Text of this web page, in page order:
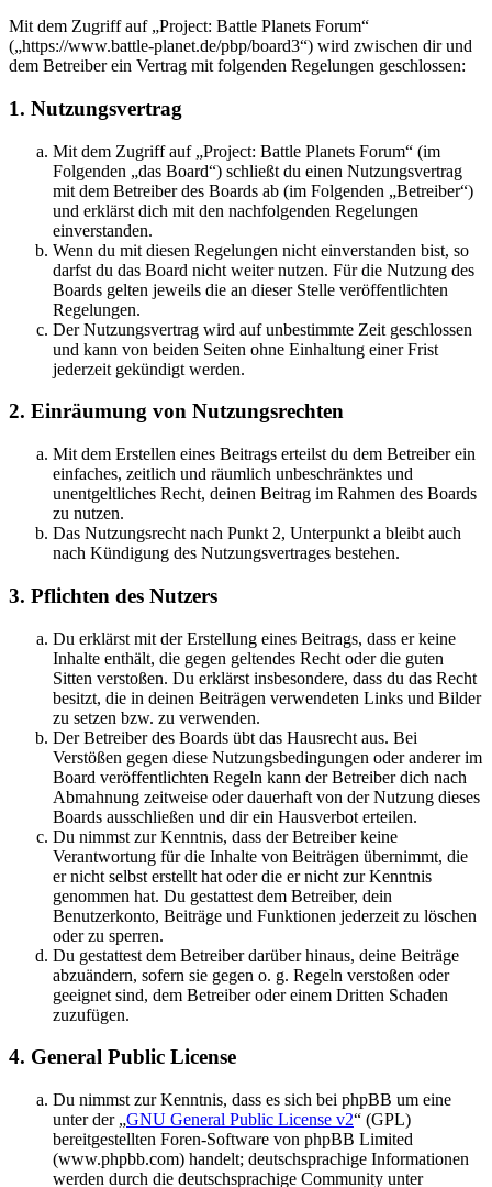
Mit dem Zugriff auf „Project: Battle Planets Forum“
(„https://www.battle-planet.de/pbp/board3“) wird zwischen dir und
dem Betreiber ein Vertrag mit folgenden Regelungen geschlossen:
1. Nutzungsvertrag
Mit dem Zugriff auf „Project: Battle Planets Forum“ (im
Folgenden „das Board“) schließt du einen Nutzungsvertrag
mit dem Betreiber des Boards ab (im Folgenden „Betreiber“)
und erklärst dich mit den nachfolgenden Regelungen
einverstanden.
Wenn du mit diesen Regelungen nicht einverstanden bist, so
darfst du das Board nicht weiter nutzen. Für die Nutzung des
Boards gelten jeweils die an dieser Stelle veröffentlichten
Regelungen.
Der Nutzungsvertrag wird auf unbestimmte Zeit geschlossen
und kann von beiden Seiten ohne Einhaltung einer Frist
jederzeit gekündigt werden.
2. Einräumung von Nutzungsrechten
Mit dem Erstellen eines Beitrags erteilst du dem Betreiber ein
einfaches, zeitlich und räumlich unbeschränktes und
unentgeltliches Recht, deinen Beitrag im Rahmen des Boards
zu nutzen.
Das Nutzungsrecht nach Punkt 2, Unterpunkt a bleibt auch
nach Kündigung des Nutzungsvertrages bestehen.
3. Pflichten des Nutzers
Du erklärst mit der Erstellung eines Beitrags, dass er keine
Inhalte enthält, die gegen geltendes Recht oder die guten
Sitten verstoßen. Du erklärst insbesondere, dass du das Recht
besitzt, die in deinen Beiträgen verwendeten Links und Bilder
zu setzen bzw. zu verwenden.
Der Betreiber des Boards übt das Hausrecht aus. Bei
Verstößen gegen diese Nutzungsbedingungen oder anderer im
Board veröffentlichten Regeln kann der Betreiber dich nach
Abmahnung zeitweise oder dauerhaft von der Nutzung dieses
Boards ausschließen und dir ein Hausverbot erteilen.
Du nimmst zur Kenntnis, dass der Betreiber keine
Verantwortung für die Inhalte von Beiträgen übernimmt, die
er nicht selbst erstellt hat oder die er nicht zur Kenntnis
genommen hat. Du gestattest dem Betreiber, dein
Benutzerkonto, Beiträge und Funktionen jederzeit zu löschen
oder zu sperren.
Du gestattest dem Betreiber darüber hinaus, deine Beiträge
abzuändern, sofern sie gegen o. g. Regeln verstoßen oder
geeignet sind, dem Betreiber oder einem Dritten Schaden
zuzufügen.
4. General Public License
Du nimmst zur Kenntnis, dass es sich bei phpBB um eine
unter der „GNU General Public License v2“ (GPL)
bereitgestellten Foren-Software von phpBB Limited
(www.phpbb.com) handelt; deutschsprachige Informationen
werden durch die deutschsprachige Community unter